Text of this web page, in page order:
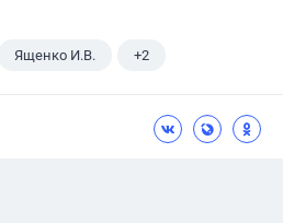
Ященко И.В. +2